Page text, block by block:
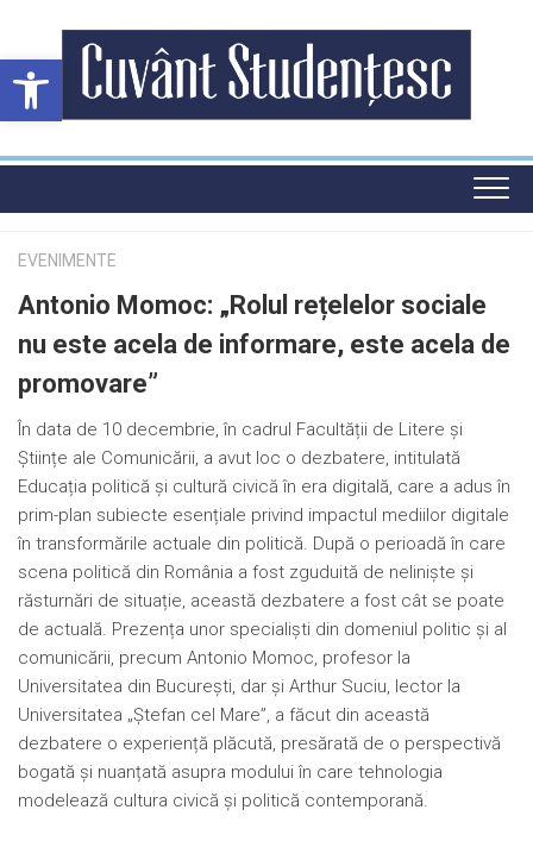
Deschide bara de unelte
content
EVENIMENTE
Antonio Momoc: „Rolul rețelelor sociale
nu este acela de informare, este acela de
promovare”
În data de 10 decembrie, în cadrul Facultății de Litere și
Științe ale Comunicării, a avut loc o dezbatere, intitulată
Educația politică și cultură civică în era digitală, care a adus în
prim-plan subiecte esențiale privind impactul mediilor digitale
în transformările actuale din politică. După o perioadă în care
scena politică din România a fost zguduită de neliniște și
răsturnări de situație, această dezbatere a fost cât se poate
de actuală. Prezența unor specialiști din domeniul politic și al
comunicării, precum Antonio Momoc, profesor la
Universitatea din București, dar și Arthur Suciu, lector la
Universitatea „Ștefan cel Mare”, a făcut din această
dezbatere o experiență plăcută, presărată de o perspectivă
bogată și nuanțată asupra modului în care tehnologia
modelează cultura civică și politică contemporană.